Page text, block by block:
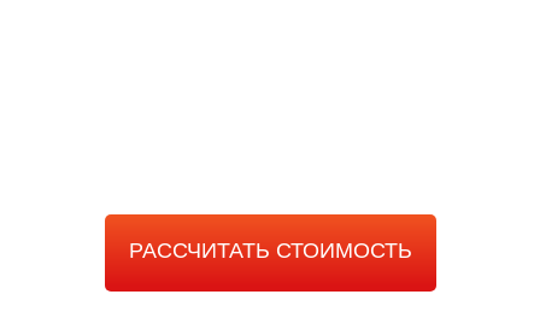
РАССЧИТАТЬ СТОИМОСТЬ